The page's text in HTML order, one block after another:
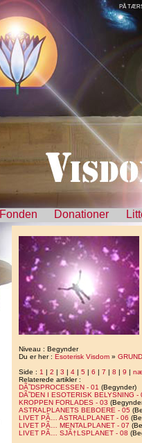
PÅ
Fonden Donationer
Niveau : Begynder
Du er her : Esoterisk Visdom »
Side : 1 | 2 | 3 | 4 | 5 | 6 | 7 | 8 | 9 |
Relaterede artikler :
DÃ˜DSPROCESSEN - 01 (Begynder)
DÃ˜DEN I ESOTERISK BELYSNING -
KROPPEN FORLADES - 03
ASTRALPLANETS BEBOERE - 05
LIVET PÃ… ASTRALPLANET - 06
LIVET PÃ… MENTALPLANET - 07
LIVET PÃ… SJÃ†LSPLANET - 08